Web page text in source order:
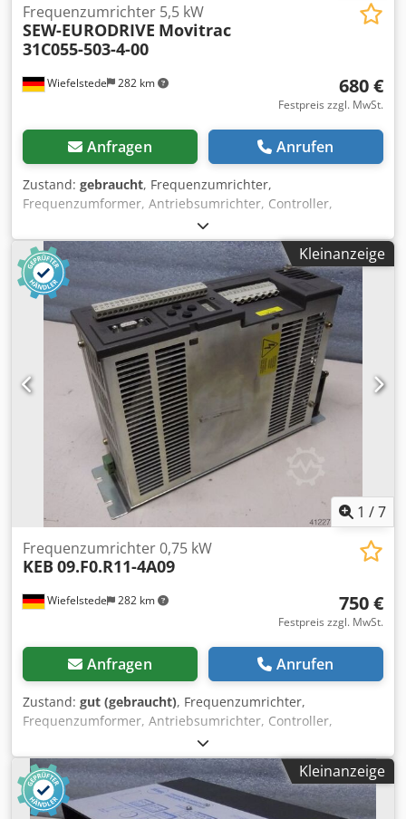
Wiefelstede 282 km
Frequenzumrichter 5,5 kW
SEW-EURODRIVE Movitrac
31C055-503-4-00
680 €
Festpreis zzgl. MwSt.
Anfragen Anrufen
Zustand: gebraucht, Frequenzumrichter,
Frequenzumformer, Antriebsumrichter, Controller,
Variable Speed Drive Dcsdpfjh Szb Eex Akrsk -Hersteller:
SEW Eurodrive, Antriebsumrichter Movitrac -Typ: Movitrac
31C055-503-4-00 -Leistung: 8,3 kVA -Eingang: 380- 500 V
50/60 Hz -Ausgang: 0-400 Hz -Abmessungen: 300/170/H215
mm -Gewicht: 5,8 kg
Kleinanzeige
1 /7
Wiefelstede 282 km
Frequenzumrichter 0,75 kW
KEB 09.F0.R11-4A09
750 €
Festpreis zzgl. MwSt.
Anfragen Anrufen
Zustand: gut (gebraucht), Frequenzumrichter,
Frequenzumformer, Antriebsumrichter, Controller,
Variable Speed Drive Dcjdpfx Ascaq Dpekrsk -Leistung: 1,5
kW -Eingang: 3 PH 380-460 V - 50/60 Hz -Ausgang: 3 PH :
380/460 V -Anzahl: 1x Umformer vorhanden -Gewicht: 4,1
kg
Kleinanzeige